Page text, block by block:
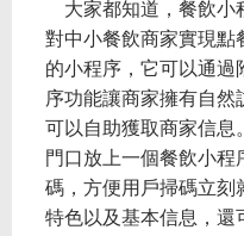
大家都知道，餐飲小
對中小餐飲商家實現點
的小程序，它可以通過
序功能讓商家擁有自然
可以自助獲取商家信息
門口放上一個餐飲小程
碼，方便用戶掃碼立刻
特色以及基本信息，還